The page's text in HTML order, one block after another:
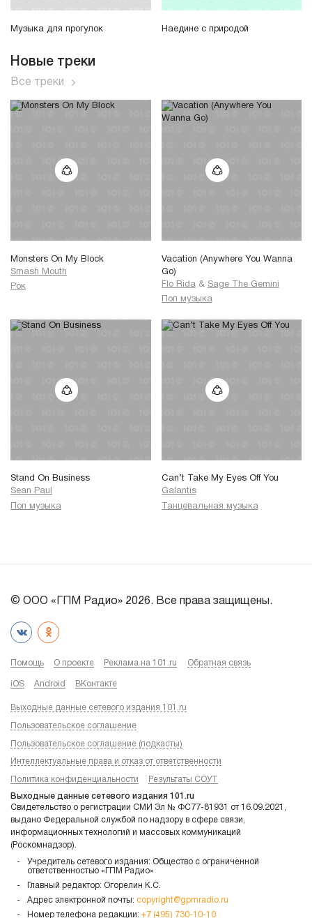
Музыка для прогулок Наедине с природой
Новые треки
Все треки
Monsters On My Block
Smash Mouth
Рок
Vacation (Anywhere You Wanna
Go)
Flo Rida & Sage The Gemini
Поп музыка
Stand On Business
Sean Paul
Поп музыка
Can’t Take My Eyes Off You
Galantis
Танцевальная музыка
© ООО «ГПМ Радио» 2026. Все права защищены.
Помощь О проекте Реклама на 101.ru Обратная связь
iOS Android ВКонтакте
Выходные данные сетевого издания 101.ru
Пользовательское соглашение
Пользовательское соглашение (подкасты)
Интеллектуальные права и отказ от ответственности
Политика конфиденциальности Результаты СОУТ
Выходные данные сетевого издания 101.ru
Свидетельство о регистрации СМИ Эл № ФС77-81931 от 16.09.2021,
выдано Федеральной службой по надзору в сфере связи,
информационных технологий и массовых коммуникаций
(Роскомнадзор).
Учредитель сетевого издания: Общество с ограниченной
ответственностью «ГПМ Радио»
Главный редактор: Огорелин К.С.
Адрес электронной почты: copyright@gpmradio.ru
Номер телефона редакции: +7 (495) 730-10-10